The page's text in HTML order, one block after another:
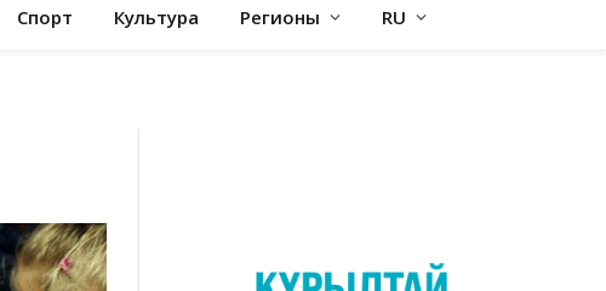
Спорт Культура Регионы RU